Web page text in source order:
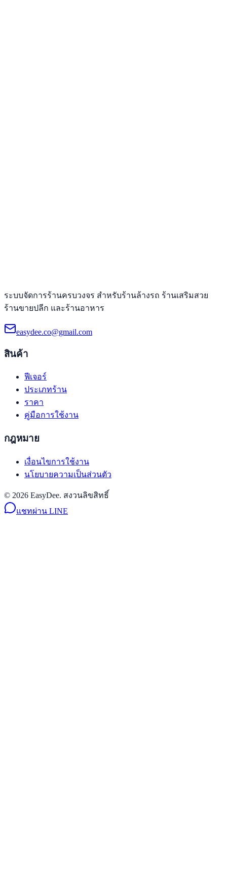
ระบบจัดการร้านครบวงจร สำหรับร้านล้างรถ ร้านเสริมสวย
ร้านขายปลีก และร้านอาหาร
easydee.co@gmail.com
สินค้า
ฟีเจอร์
ประเภทร้าน
ราคา
คู่มือการใช้งาน
กฎหมาย
เงื่อนไขการใช้งาน
นโยบายความเป็นส่วนตัว
© 2026 EasyDee. สงวนลิขสิทธิ์
แชทผ่าน LINE